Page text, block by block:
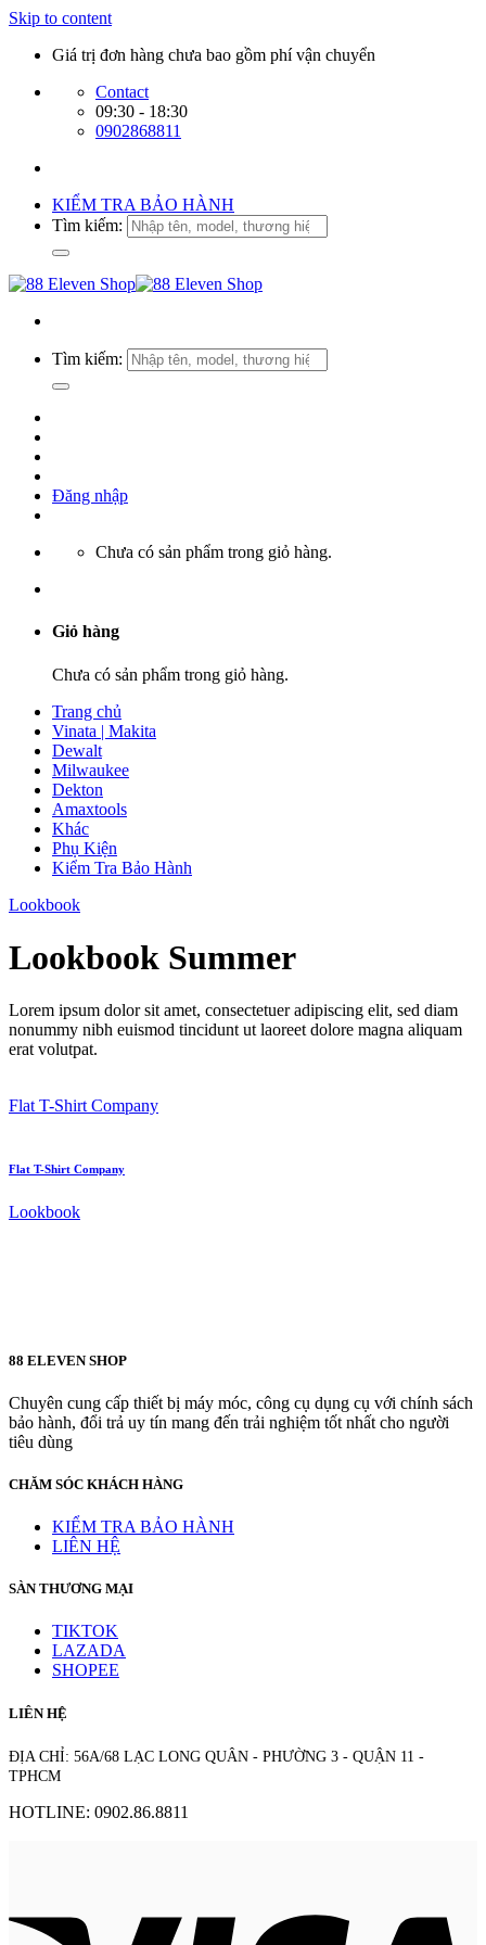
Skip to content
Giá trị đơn hàng chưa bao gồm phí vận chuyển
Contact
09:30 - 18:30
0902868811
KIỂM TRA BẢO HÀNH
Tìm kiếm:
Tìm kiếm:
Đăng nhập
Chưa có sản phẩm trong giỏ hàng.
Giỏ hàng
Chưa có sản phẩm trong giỏ hàng.
Trang chủ
Vinata | Makita
Dewalt
Milwaukee
Dekton
Amaxtools
Khác
Phụ Kiện
Kiểm Tra Bảo Hành
Lookbook
Lookbook Summer
Lorem ipsum dolor sit amet, consectetuer adipiscing elit, sed diam
nonummy nibh euismod tincidunt ut laoreet dolore magna aliquam
erat volutpat.
Flat T-Shirt Company
Flat T-Shirt Company
Lookbook
88 ELEVEN SHOP
Chuyên cung cấp thiết bị máy móc, công cụ dụng cụ với chính sách
bảo hành, đổi trả uy tín mang đến trải nghiệm tốt nhất cho người
tiêu dùng
CHĂM SÓC KHÁCH HÀNG
KIỂM TRA BẢO HÀNH
LIÊN HỆ
SÀN THƯƠNG MẠI
TIKTOK
LAZADA
SHOPEE
LIÊN HỆ
ĐỊA CHỈ: 56A/68 LẠC LONG QUÂN - PHƯỜNG 3 - QUẬN 11 -
TPHCM
HOTLINE: 0902.86.8811